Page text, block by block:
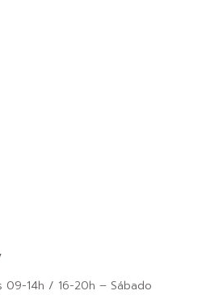
09-14h / 16-20h – Sábado